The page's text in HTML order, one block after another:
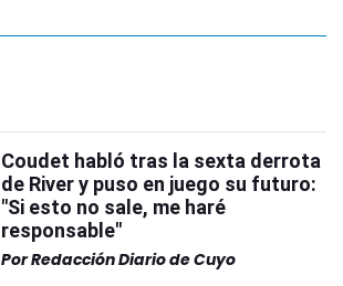
Coudet habló tras la sexta derrota
de River y puso en juego su futuro:
"Si esto no sale, me haré
responsable"
PorRedacción Diario de Cuyo